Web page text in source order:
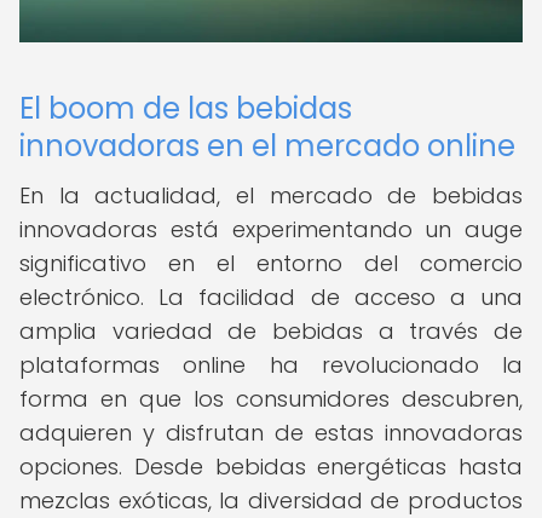
El boom de las bebidas
innovadoras en el mercado online
En la actualidad, el mercado de bebidas
innovadoras está experimentando un auge
significativo en el entorno del comercio
electrónico. La facilidad de acceso a una
amplia variedad de bebidas a través de
plataformas online ha revolucionado la
forma en que los consumidores descubren,
adquieren y disfrutan de estas innovadoras
opciones. Desde bebidas energéticas hasta
mezclas exóticas, la diversidad de productos